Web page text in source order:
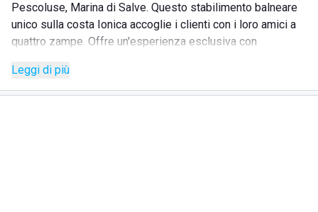
Pescoluse, Marina di Salve. Questo stabilimento balneare
unico sulla costa Ionica accoglie i clienti con i loro amici a
quattro zampe. Offre un'esperienza esclusiva con
fronte mare. Lo spazio è diviso tra una zona per i clienti con
animali e una per coloro che non ne possiedono. Per chi
Leggi di più